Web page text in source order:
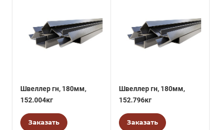
Швеллер гн, 180мм,
152.004кг
Заказать
Швеллер гн, 180мм,
152.796кг
Заказать